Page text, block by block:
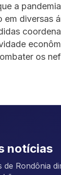
a
diversas
os
notícias
de Rondônia